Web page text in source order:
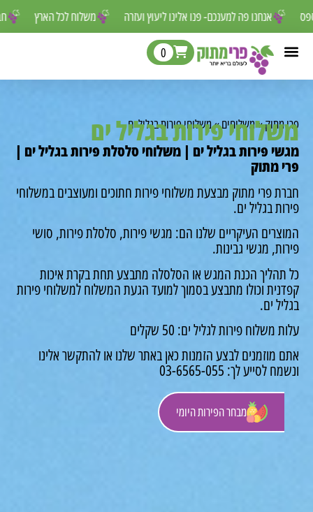
משלוח לכל הארץ אנחנו פה למענכם- פנו אלינו ליעוץ ועזרה לפספס
מבחר הפירות היומי
0
»משלוחים»משלוחי פירות בגליל ים
פירות בגליל ים
פירות בגליל ים | משלוחי סלסלת פירות בגליל ים |
מתוק
פרי מתוק מבצעת משלוחי פירות חתוכים ומעוצבים במשלוחי
בגליל ים.
העיקריים שלנו הם: מגשי פירות, סלסלת פירות, סושי
מגשי גבינות.
הכנת המגש או הסלסלה מתבצע תחת בקרת איכות
וכולו מתבצע בסמוך למועד הגעת המשלוח למשלוחי פירות
ים.
פירות לגליל ים: 50 שקלים
מוזמנים לבצע הזמנות כאן באתר שלנו או להתקשר אלינו
לך: 03-6565-055